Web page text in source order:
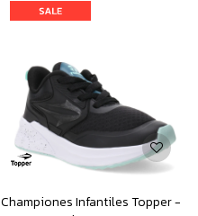
Championes Infantiles Topper -